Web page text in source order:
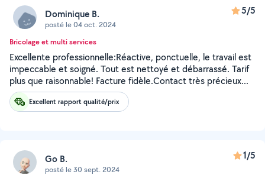
Dominique B.
posté le 04 oct. 2024
5/5
Bricolage et multi services
Excellente professionnelle:Réactive, ponctuelle, le travail est
impeccable et soigné. Tout est nettoyé et débarrassé. Tarif
plus que raisonnable! Facture fidèle.Contact très précieux...
Excellent rapport qualité/prix
Go B.
posté le 30 sept. 2024
1/5